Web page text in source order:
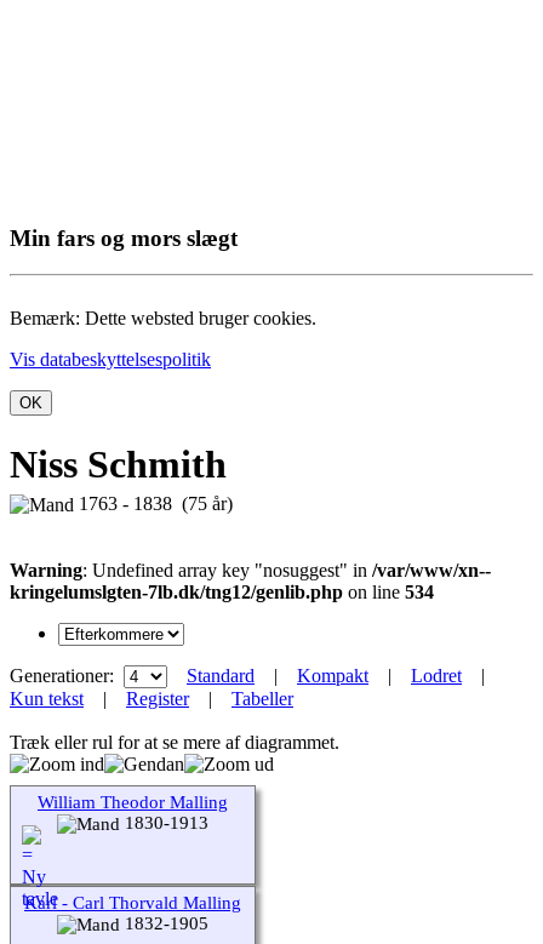
Min fars og mors slægt
Bemærk: Dette websted bruger cookies.
Vis databeskyttelsespolitik
OK
Niss Schmith
1763 - 1838 (75 år)
Warning: Undefined array key "nosuggest" in /var/www/xn--
kringelumslgten-7lb.dk/tng12/genlib.php on line 534
Generationer: Standard | Kompakt | Lodret |
Kun tekst | Register| Tabeller
Træk eller rul for at se mere af diagrammet.
William Theodor Malling
1830-1913
Karl - Carl Thorvald Malling
1832-1905